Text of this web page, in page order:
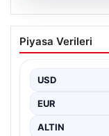
05.08.2026
Üsküdar
Sibel Tan
Piyasa Verileri
USD
EUR
ALTIN